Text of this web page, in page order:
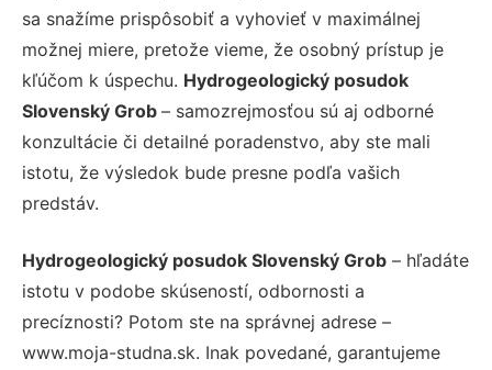
sa snažíme prispôsobiť a vyhovieť v maximálnej
možnej miere, pretože vieme, že osobný prístup je
kľúčom k úspechu. Hydrogeologický posudok
Slovenský Grob – samozrejmosťou sú aj odborné
konzultácie či detailné poradenstvo, aby ste mali
istotu, že výsledok bude presne podľa vašich
predstáv.
Hydrogeologický posudok Slovenský Grob – hľadáte
istotu v podobe skúseností, odbornosti a
precíznosti? Potom ste na správnej adrese –
www.moja-studna.sk. Inak povedané, garantujeme